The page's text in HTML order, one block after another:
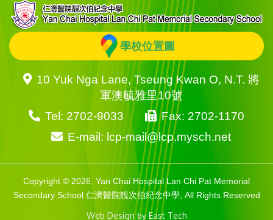
學校位置圖
10 Yuk Nga Lane, Tseung Kwan O, N.T. 將
軍澳毓雅里10號
Tel: 2702-9033
Fax: 2702-1170
E-mail: lcp-mail@lcp.mysch.net
Copyright © 2026. Yan Chai Hospital Lan Chi Pat Memorial
Secondary School 仁濟醫院靚次伯紀念中學, All Rights Reserved
Web DesignbyEast Tech